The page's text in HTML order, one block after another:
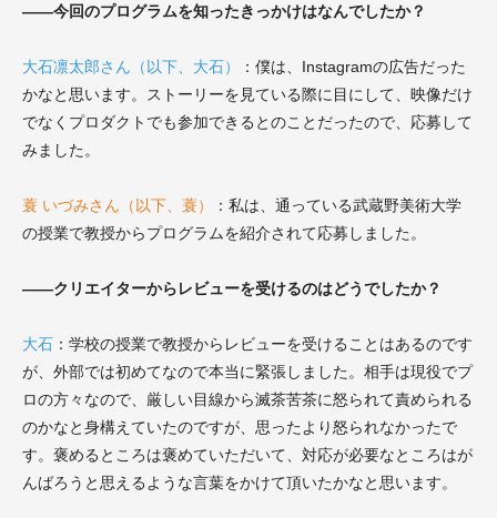
――今回のプログラムを知ったきっかけはなんでしたか？
大石凛太郎さん（以下、大石） ： 僕は、Instagramの広告だった
かなと思います。ストーリーを見ている際に目にして、映像だけ
でなくプロダクトでも参加できるとのことだったので、応募して
みました。
蓑 いづみさん（以下、蓑） ： 私は、通っている武蔵野美術大学
の授業で教授からプログラムを紹介されて応募しました。
――クリエイターからレビューを受けるのはどうでしたか？
大石 ： 学校の授業で教授からレビューを受けることはあるのです
が、外部では初めてなので本当に緊張しました。相手は現役でプ
ロの方々なので、厳しい目線から滅茶苦茶に怒られて責められる
のかなと身構えていたのですが、思ったより怒られなかったで
す。褒めるところは褒めていただいて、対応が必要なところはが
んばろうと思えるような言葉をかけて頂いたかなと思います。